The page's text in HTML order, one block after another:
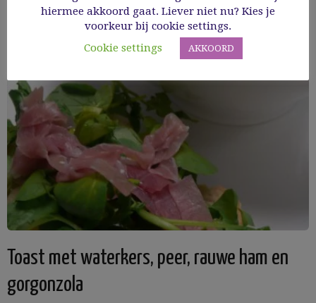
Toast met waterkers, peer, rauwe ham en
gorgonzola
hiermee akkoord gaat. Liever niet nu? Kies je
voorkeur bij cookie settings.
Cookie settings
AKKOORD